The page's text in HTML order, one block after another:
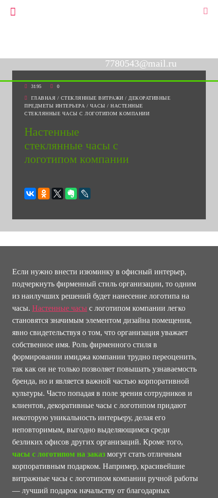
7780543@mail.ru
3195 0
ГЛАВНАЯ / СТЕКЛЯННЫЕ ВИТРАЖИ / ДЕКОРАТИВНЫЕ
ПРЕДМЕТЫ ИНТЕРЬЕРА / ЧАСЫ / НАСТЕННЫЕ
СТЕКЛЯННЫЕ ЧАСЫ С ЛОГОТИПОМ КОМПАНИИ
Настенные
стеклянные часы с
логотипом компании
Если нужно внести изюминку в офисный интерьер,
подчеркнуть фирменный стиль организации, то одним
из наилучших решений будет нанесение логотипа на
часы. Настенные часы с логотипом компании легко
становятся значимым элементом дизайна помещения,
явно свидетельствуя о том, что организация уважает
собственное имя. Роль фирменного стиля в
формировании имиджа компании трудно переоценить,
так как он не только позволяет повышать узнаваемость
бренда, но и является важной частью корпоративной
культуры. Часто попадая в поле зрения сотрудников и
клиентов, декоративные часы с логотипом придают
некоторую уникальность интерьеру, делая его
неповторимым, выгодно выделяющимся среди
безликих офисов других организаций. Кроме того,
часы с логотипом на заказ могут стать отличным
корпоративным подарком. Например, красивейшие
витражные часы с логотипом компании ручной работы
— лучший подарок начальству от благодарных